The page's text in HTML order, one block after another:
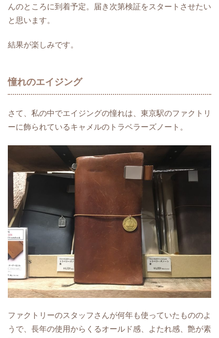
んのところに到着予定。届き次第検証をスタートさせたい
と思います。
結果が楽しみです。
憧れのエイジング
さて、私の中でエイジングの憧れは、東京駅のファクトリ
ーに飾られているキャメルのトラベラーズノート。
ファクトリーのスタッフさんが何年も使っていたもののよ
うで、長年の使用からくるオールド感、よたれ感、艶が素